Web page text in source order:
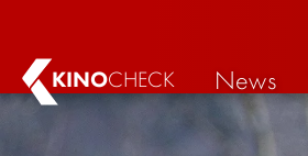
KINOCHECK News